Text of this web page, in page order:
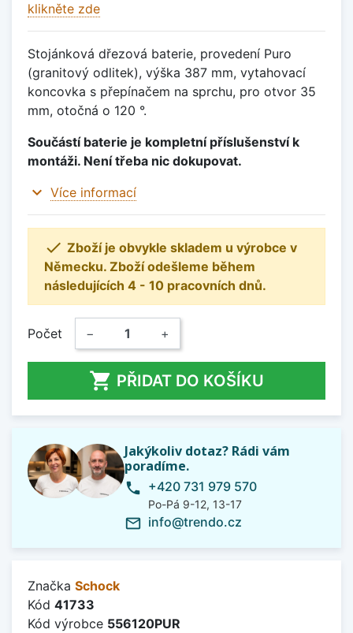
klikněte zde
Stojánková dřezová baterie, provedení Puro
(granitový odlitek), výška 387 mm, vytahovací
koncovka s přepínačem na sprchu, pro otvor 35
mm, otočná o 120 °.
Součástí baterie je kompletní příslušenství k
montáži. Není třeba nic dokupovat.
expand_more Více informací
 Zboží je obvykle skladem u výrobce v
Německu. Zboží odešleme během
následujících 4 - 10 pracovních dnů.
Počet − +
 PŘIDAT DO KOŠÍKU
Jakýkoliv dotaz? Rádi vám
poradíme.
phone +420 731 979 570
Po-Pá 9-12, 13-17
mail_outline info@trendo.cz
Značka Schock
Kód 41733
Kód výrobce 556120PUR